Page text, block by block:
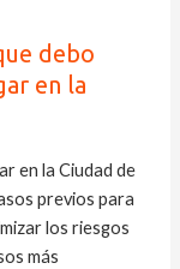
debo
en la
en la Ciudad de
previos para
los riesgos
más